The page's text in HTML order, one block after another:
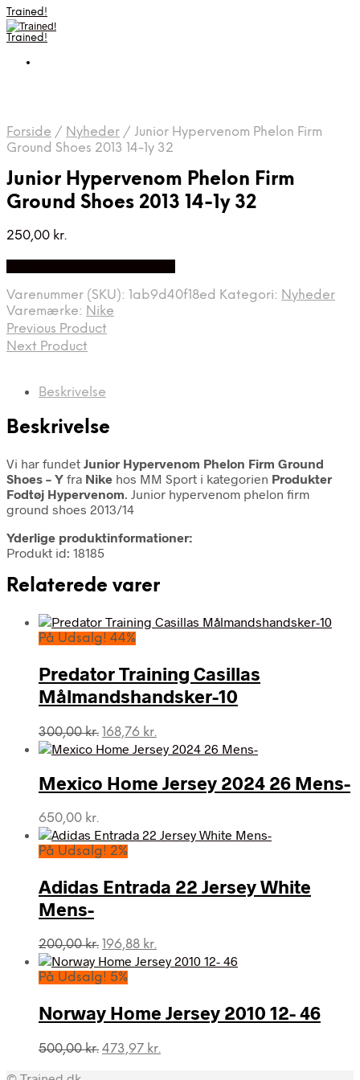
Trained!
Trained!
Forside / Nyheder / Junior Hypervenom Phelon Firm
Ground Shoes 2013 14-1y 32
Junior Hypervenom Phelon Firm
Ground Shoes 2013 14-1y 32
250,00 kr.
Varenummer (SKU): 1ab9d40f18ed Kategori: Nyheder
Varemærke: Nike
Previous Product
Next Product
Beskrivelse
Beskrivelse
Vi har fundet Junior Hypervenom Phelon Firm Ground
Shoes – Y fra Nike hos MM Sport i kategorien Produkter
Fodtøj Hypervenom. Junior hypervenom phelon firm
ground shoes 2013/14
Yderlige produktinformationer:
Produkt id: 18185
Relaterede varer
På Udsalg! 44%
Predator Training Casillas
Målmandshandsker-10
300,00kr. Den
oprindelige
var:
300,00 kr..
168,76 kr.
aktuelle
er:
168,76 kr..
Mexico Home Jersey 2024 26 Mens-
650,00 kr.
På Udsalg! 2%
Adidas Entrada 22 Jersey White
Mens-
200,00kr. Den
oprindelige
pris
200,00 kr..
196,88 kr.
aktuelle
196,88 kr..
På Udsalg! 5%
Norway Home Jersey 2010 12- 46
500,00kr. Den
473,97 kr.